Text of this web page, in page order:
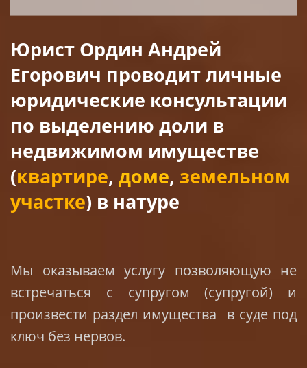
Юрист Ордин Андрей
Егорович проводит личные
юридические консультации
по выделению доли в
недвижимом имуществе
(квартире, доме, земельном
участке) в натуре
Мы оказываем услугу позволяющую не
встречаться с супругом (супругой) и
произвести раздел имущества в суде под
ключ без нервов.